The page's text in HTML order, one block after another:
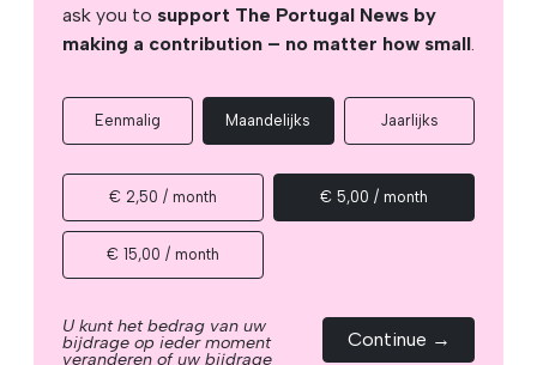
ask you to support The Portugal News by
making a contribution – no matter how small
Eenmalig Maandelijks Jaarlijks
€ 2,50 / month € 5,00 / month
€ 15,00 / month
U kunt het bedrag van uw
bijdrage op ieder moment
veranderen of uw bijdrage
Continue →